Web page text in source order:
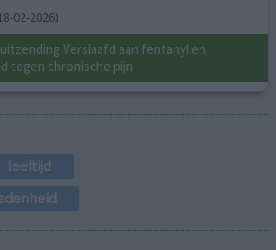
02-2026)
Verslaafd aan fentanyl en
tegen chronische pijn
leeftijd